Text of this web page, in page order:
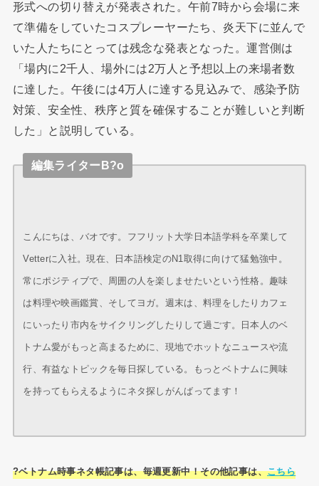
形式への切り替えが発表された。午前7時から会場に来
て準備をしていたコスプレーヤーたち、炎天下に並んで
いた人たちにとっては残念な発表となった。運営側は
「場内に2千人、場外には2万人と予想以上の来場者数
に達した。午後には4万人に達する見込みで、感染予防
対策、安全性、秩序と質を確保することが難しいと判断
した」と説明している。
編集ライターB?o
こんにちは、バオです。フフリット大学日本語学科を卒業して
Vetterに入社。現在、日本語検定のN1取得に向けて猛勉強中。
常にポジティブで、周囲の人を楽しませたいという性格。趣味
は料理や映画鑑賞、そしてヨガ。週末は、料理をしたりカフェ
にいったり市内をサイクリングしたりして過ごす。日本人のベ
トナム愛がもっと高まるために、現地でホットなニュースや流
行、有益なトピックを毎日探している。もっとベトナムに興味
を持ってもらえるようにネタ探しがんばってます！
?ベトナム時事ネタ帳記事は、毎週更新中！その他記事は、こちら